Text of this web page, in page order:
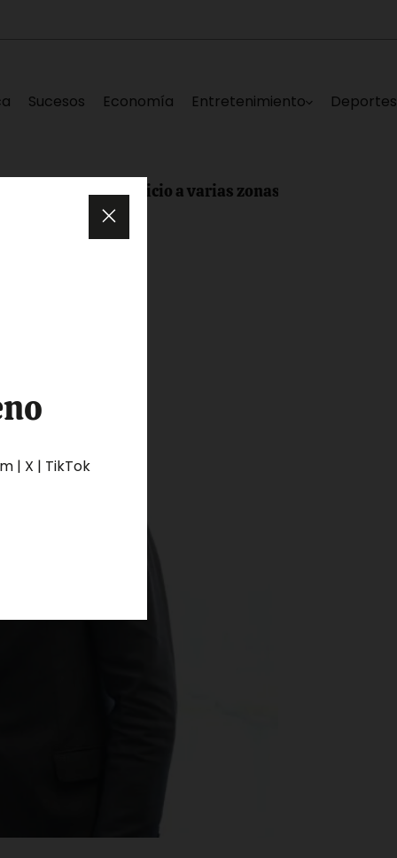
Sucesos Economía Entretenimiento Deportes
sin servicio a varias zonas de Los Teques este sábado
| X | TikTok